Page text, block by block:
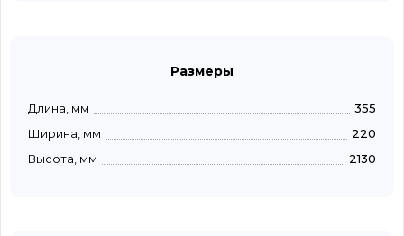
Размеры
Длина, мм
355
Ширина, мм
220
Высота, мм
2130